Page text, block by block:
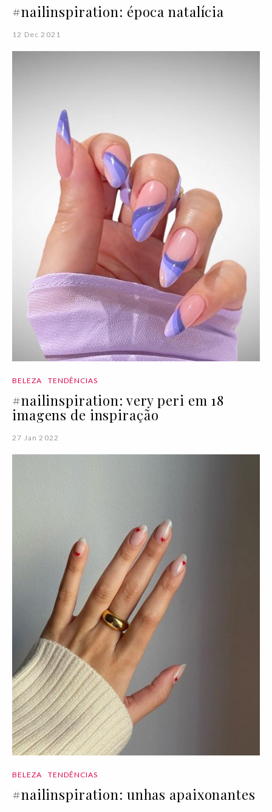
#nailinspiration: época natalícia
12 Dec 2021
BELEZA TENDÊNCIAS
#nailinspiration: very peri em 18
imagens de inspiração
27 Jan 2022
BELEZA TENDÊNCIAS
#nailinspiration: unhas apaixonantes